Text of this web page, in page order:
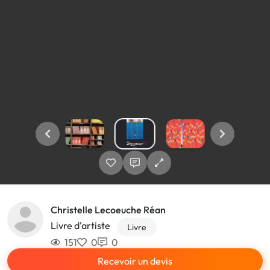
Christelle Lecoeuche Réan
Livre d'artiste
Livre
151 0
0
Recevoir un devis